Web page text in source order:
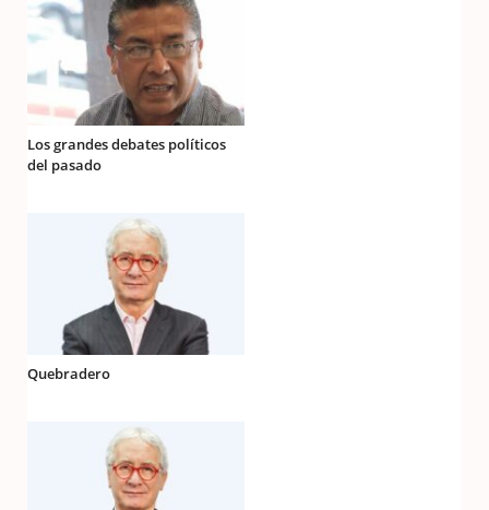
Los grandes debates políticos
del pasado
Quebradero